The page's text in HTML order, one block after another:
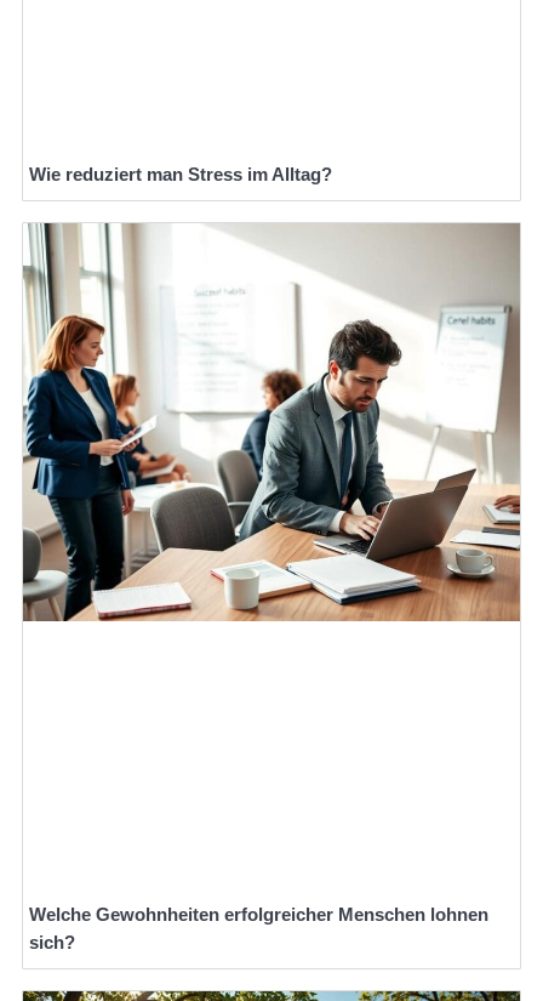
Wie reduziert man Stress im Alltag?
Welche Gewohnheiten erfolgreicher Menschen lohnen
sich?